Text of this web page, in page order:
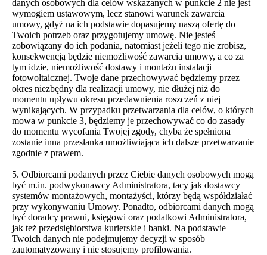
danych osobowych dla celów wskazanych w punkcie 2 nie jest
wymogiem ustawowym, lecz stanowi warunek zawarcia
umowy, gdyż na ich podstawie dopasujemy naszą ofertę do
Twoich potrzeb oraz przygotujemy umowę. Nie jesteś
zobowiązany do ich podania, natomiast jeżeli tego nie zrobisz,
konsekwencją będzie niemożliwość zawarcia umowy, a co za
tym idzie, niemożliwość dostawy i montażu instalacji
fotowoltaicznej. Twoje dane przechowywać będziemy przez
okres niezbędny dla realizacji umowy, nie dłużej niż do
momentu upływu okresu przedawnienia roszczeń z niej
wynikających. W przypadku przetwarzania dla celów, o których
mowa w punkcie 3, będziemy je przechowywać co do zasady
do momentu wycofania Twojej zgody, chyba że spełniona
zostanie inna przesłanka umożliwiająca ich dalsze przetwarzanie
zgodnie z prawem.
5. Odbiorcami podanych przez Ciebie danych osobowych mogą
być m.in. podwykonawcy Administratora, tacy jak dostawcy
systemów montażowych, montażyści, którzy będą współdziałać
przy wykonywaniu Umowy. Ponadto, odbiorcami danych mogą
być doradcy prawni, księgowi oraz podatkowi Administratora,
jak też przedsiębiorstwa kurierskie i banki. Na podstawie
Twoich danych nie podejmujemy decyzji w sposób
zautomatyzowany i nie stosujemy profilowania.